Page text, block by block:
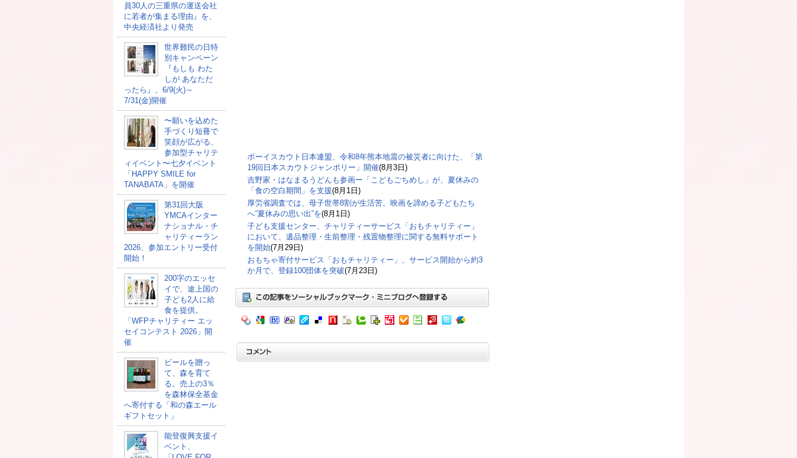
員30人の三重県の運送会社
に若者が集まる理由』を、
中央経済社より発売
世界難民の日特
別キャンペーン
『もしも わた
しが あなただ
ったら』、6/9(火)～
7/31(金)開催
〜願いを込めた
手づくり短冊で
笑顔が広がる、
参加型チャリテ
ィイベント〜七夕イベント
「HAPPY SMILE for
TANABATA」を開催
第31回大阪
YMCAインター
ナショナル・チ
ャリティーラン
2026、参加エントリー受付
開始！
200字のエッセ
イで、途上国の
子ども2人に給
食を提供。
「WFPチャリティー エッ
セイコンテスト 2026」開
催
ビールを贈っ
て、森を育て
る。売上の3％
を森林保全基金
へ寄付する「和の森エール
ギフトセット」
能登復興支援イ
ベント、
ボーイスカウト日本連盟、令和8年熊本地震の被災者に向けた、「第
19回日本スカウトジャンボリー」開催(8月3日)
吉野家・はなまるうどんも参画ー「こどもごちめし」が、夏休みの
「食の空白期間」を支援(8月1日)
厚労省調査では、母子世帯8割が生活苦。映画を諦める子どもたち
へ“夏休みの思い出”を(8月1日)
子ども支援センター、チャリティーサービス「おもチャリティー」
において、遺品整理・生前整理・残置物整理に関する無料サポート
を開始(7月29日)
おもちゃ寄付サービス「おもチャリティー」、サービス開始から約3
か月で、登録100団体を突破(7月23日)